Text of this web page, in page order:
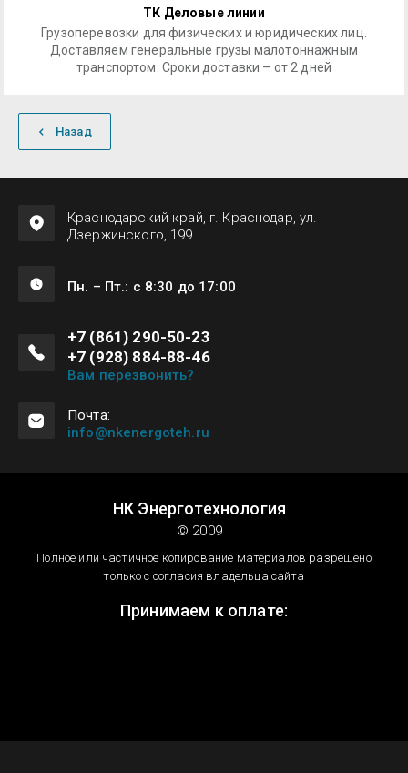
ТК Деловые линии
Грузоперевозки для физических и юридических лиц.
Доставляем генеральные грузы малотоннажным
транспортом. Сроки доставки – от 2 дней
Назад
Краснодарский край, г. Краснодар, ул.
Дзержинского, 199
Пн. – Пт.: с 8:30 до 17:00
+7 (861) 290-50-23
+7 (928) 884-88-46
Вам перезвонить?
Почта:
info@nkenergoteh.ru
НК Энерготехнология
© 2009
Полное или частичное копирование материалов разрешено
только с согласия владельца сайта
Принимаем к оплате: